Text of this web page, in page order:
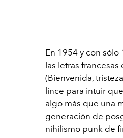
En 1954 y con sólo
las letras
(Bienvenida,
lince para intuir
algo más que una
generación de
nihilismo punk de